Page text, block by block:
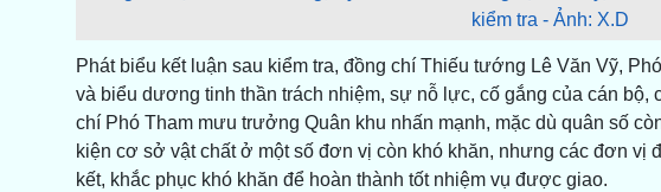
kiểm tra - Ảnh: X.D
Phát biểu kết luận sau kiểm tra, đồng chí Thiếu tướng Lê Văn Vỹ,
và biểu dương tinh thần trách nhiệm, sự nỗ lực, cố gắng của cán
chí Phó Tham mưu trưởng Quân khu nhấn mạnh, mặc dù quân số
kiện cơ sở vật chất ở một số đơn vị còn khó khăn, nhưng các đơn vị
kết, khắc phục khó khăn để hoàn thành tốt nhiệm vụ được giao.